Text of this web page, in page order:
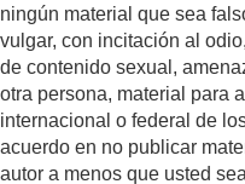
ningún material que sea
vulgar, con incitación al
de contenido sexual,
otra persona, material para
internacional o federal de
acuerdo en no publicar
autor a menos que usted